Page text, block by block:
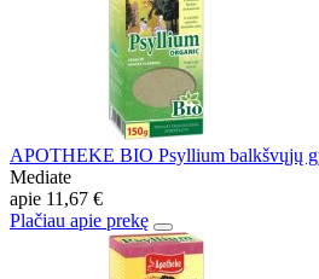
APOTHEKE BIO Psyllium balkšvųjų
Mediate
apie 11,67 €
Plačiau apie prekę